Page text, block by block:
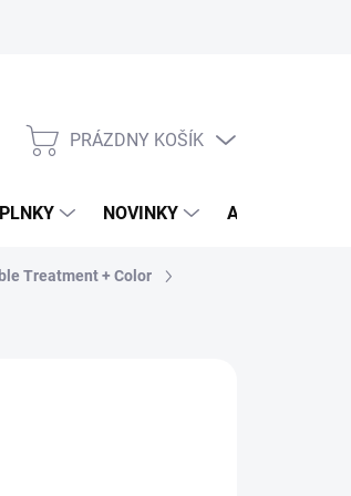
NÁKUPNÝ
PRÁZDNY KOŠÍK
NOVINKY AKCIA
Treatment + Color